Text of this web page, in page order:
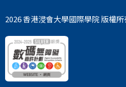
2026 香港浸會大學國際學院 版權所